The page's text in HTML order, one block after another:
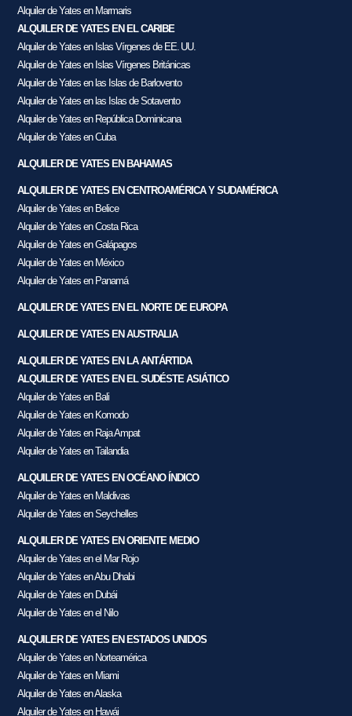
Alquiler de Yates en Marmaris
ALQUILER DE YATES EN EL CARIBE
Alquiler de Yates en Islas Vírgenes de EE. UU.
Alquiler de Yates en Islas Vírgenes Británicas
Alquiler de Yates en las Islas de Barlovento
Alquiler de Yates en las Islas de Sotavento
Alquiler de Yates en República Dominicana
Alquiler de Yates en Cuba
ALQUILER DE YATES EN BAHAMAS
ALQUILER DE YATES EN CENTROAMÉRICA Y SUDAMÉRICA
Alquiler de Yates en Belice
Alquiler de Yates en Costa Rica
Alquiler de Yates en Galápagos
Alquiler de Yates en México
Alquiler de Yates en Panamá
ALQUILER DE YATES EN EL NORTE DE EUROPA
ALQUILER DE YATES EN AUSTRALIA
ALQUILER DE YATES EN LA ANTÁRTIDA
ALQUILER DE YATES EN EL SUDÉSTE ASIÁTICO
Alquiler de Yates en Bali
Alquiler de Yates en Komodo
Alquiler de Yates en Raja Ampat
Alquiler de Yates en Tailandia
ALQUILER DE YATES EN OCÉANO ÍNDICO
Alquiler de Yates en Maldivas
Alquiler de Yates en Seychelles
ALQUILER DE YATES EN ORIENTE MEDIO
Alquiler de Yates en el Mar Rojo
Alquiler de Yates en Abu Dhabi
Alquiler de Yates en Dubái
Alquiler de Yates en el Nilo
ALQUILER DE YATES EN ESTADOS UNIDOS
Alquiler de Yates en Norteamérica
Alquiler de Yates en Miami
Alquiler de Yates en Alaska
Alquiler de Yates en Hawái